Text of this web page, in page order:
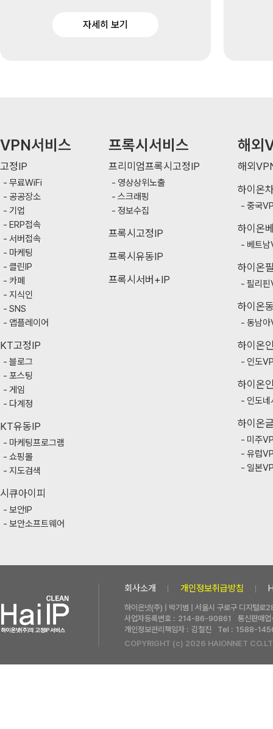
자세히 보기
VPN서비스
고정IP
무료WiFi
공공장소
기업
ERP접속
서버접속
마케팅
클린IP
카페
지식인
SNS
앱플레이어
KT고정IP
블로그
포스팅
게임
다계정
KT유동IP
마케팅프로그램
쇼핑몰
지도검색
시큐아이피
보안IP
보안소프트웨어
프록시서비스
프리미엄프록시고정IP
영상상위노출
스크래핑
정보수집
프록시고정IP
프록시유동IP
프록시서버+IP
해외
해외
하이온
중국
하이온
베트
하이온
필리
하이온
동남
하이온
인도
하이온
인도
하이온
미주
유럽
일본
회사소개 개인정보취급방침
하이온넷(주) | 박기범 | 서울시 구로구 디지털
사업자등록번호 : 214-86-90861
통신판매
개인정보관리책임자 : 김철진 Tel : 1588-
COPYRIGHT (c) 2026 HAIONNET